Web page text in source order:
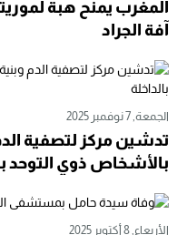
الإثنين, 24 نوفمبر 2025
المغرب يمنح هبة
آفة الجراد
الجمعة, 7 نوفمبر 2025
تدشين مركز لتصفية